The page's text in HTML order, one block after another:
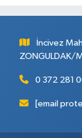
İncivez
ZONGULDAK/
0 372 281
[email